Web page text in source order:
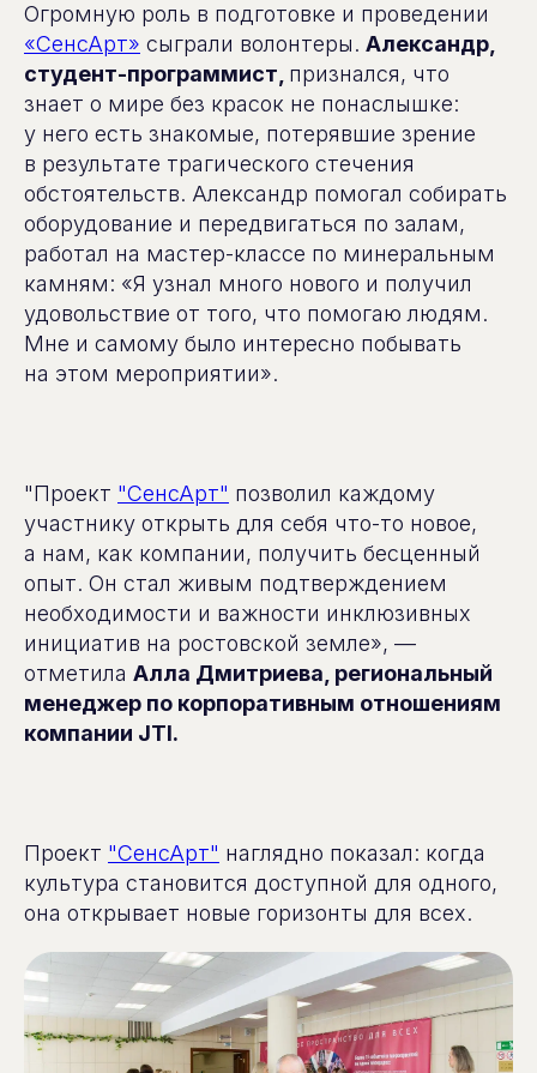
Огромную роль в подготовке и проведении
«СенсАрт» сыграли волонтеры. Александр,
студент-программист, признался, что
знает о мире без красок не понаслышке:
у него есть знакомые, потерявшие зрение
в результате трагического стечения
обстоятельств. Александр помогал собирать
оборудование и передвигаться по залам,
работал на мастер-классе по минеральным
камням: «Я узнал много нового и получил
удовольствие от того, что помогаю людям.
Мне и самому было интересно побывать
на этом мероприятии».
"Проект "СенсАрт" позволил каждому
участнику открыть для себя что-то новое,
а нам, как компании, получить бесценный
опыт. Он стал живым подтверждением
необходимости и важности инклюзивных
инициатив на ростовской земле», —
отметила Алла Дмитриева, региональный
менеджер по корпоративным отношениям
компании JTI.
Проект "СенсАрт" наглядно показал: когда
культура становится доступной для одного,
она открывает новые горизонты для всех.